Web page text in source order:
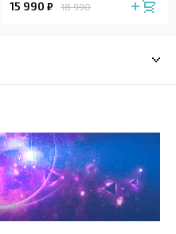
15 990 ₽ 18 990